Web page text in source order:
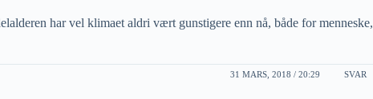
har vel klimaet aldri vært gunstigere enn nå, både for menneske,
31 MARS, 2018 / 20:29 SVAR